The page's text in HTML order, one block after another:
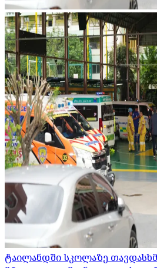
ტაილანდში სკოლაზე